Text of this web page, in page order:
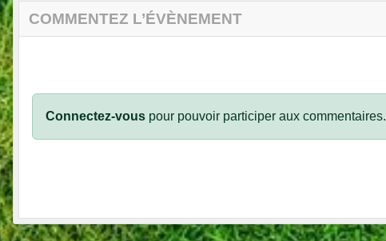
COMMENTEZ L’ÉVÈNEMENT
Connectez-vous pour pouvoir participer aux commentaires.